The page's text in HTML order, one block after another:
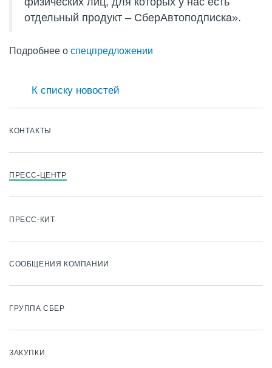
КОНТАКТЫ
ПРЕСС-ЦЕНТР
ПРЕСС-КИТ
СООБЩЕНИЯ КОМПАНИИ
ГРУППА СБЕР
ЗАКУПКИ
отдельный продукт – СберАвтоподписка».
Подробнее о спецпредложении
К списку новостей